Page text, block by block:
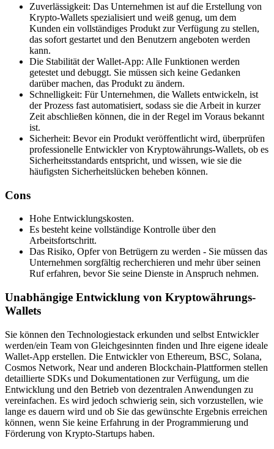
Zuverlässigkeit: Das Unternehmen ist auf die Erstellung von
Krypto-Wallets spezialisiert und weiß genug, um dem
Kunden ein vollständiges Produkt zur Verfügung zu stellen,
das sofort gestartet und den Benutzern angeboten werden
kann.
Die Stabilität der Wallet-App: Alle Funktionen werden
getestet und debuggt. Sie müssen sich keine Gedanken
darüber machen, das Produkt zu ändern.
Schnelligkeit: Für Unternehmen, die Wallets entwickeln, ist
der Prozess fast automatisiert, sodass sie die Arbeit in kurzer
Zeit abschließen können, die in der Regel im Voraus bekannt
ist.
Sicherheit: Bevor ein Produkt veröffentlicht wird, überprüfen
professionelle Entwickler von Kryptowährungs-Wallets, ob es
Sicherheitsstandards entspricht, und wissen, wie sie die
häufigsten Sicherheitslücken beheben können.
Cons
Hohe Entwicklungskosten.
Es besteht keine vollständige Kontrolle über den
Arbeitsfortschritt.
Das Risiko, Opfer von Betrügern zu werden - Sie müssen das
Unternehmen sorgfältig recherchieren und mehr über seinen
Ruf erfahren, bevor Sie seine Dienste in Anspruch nehmen.
Unabhängige Entwicklung von Kryptowährungs-
Wallets
Sie können den Technologiestack erkunden und selbst Entwickler
werden/ein Team von Gleichgesinnten finden und Ihre eigene ideale
Wallet-App erstellen. Die Entwickler von Ethereum, BSC, Solana,
Cosmos Network, Near und anderen Blockchain-Plattformen stellen
detaillierte SDKs und Dokumentationen zur Verfügung, um die
Entwicklung und den Betrieb von dezentralen Anwendungen zu
vereinfachen. Es wird jedoch schwierig sein, sich vorzustellen, wie
lange es dauern wird und ob Sie das gewünschte Ergebnis erreichen
können, wenn Sie keine Erfahrung in der Programmierung und
Förderung von Krypto-Startups haben.